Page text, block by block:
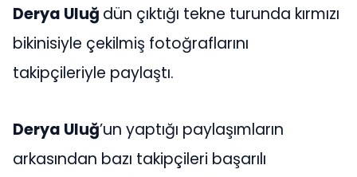
Derya Uluğ dün çıktığı tekne turunda kırmızı
bikinisiyle çekilmiş fotoğraflarını
takipçileriyle paylaştı.
Derya Uluğ’un yaptığı paylaşımların
arkasından bazı takipçileri başarılı